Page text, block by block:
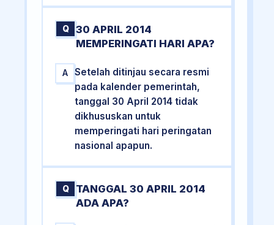
Q
30 APRIL 2014
MEMPERINGATI HARI APA?
A
Setelah ditinjau secara resmi
pada kalender pemerintah,
tanggal 30 April 2014 tidak
dikhususkan untuk
memperingati hari peringatan
nasional apapun.
Q
TANGGAL 30 APRIL 2014
ADA APA?